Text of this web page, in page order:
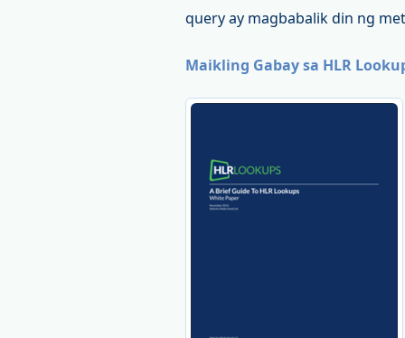
query ay magbabalik din ng
Maikling Gabay sa HLR